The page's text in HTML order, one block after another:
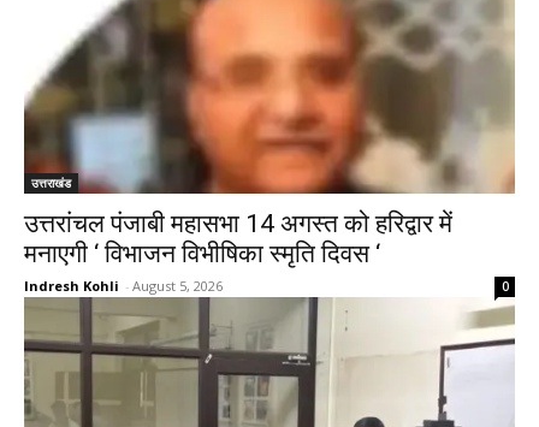
उत्तराखंड
उत्तरांचल पंजाबी महासभा 14 अगस्त को हरिद्वार में
मनाएगी ‘ विभाजन विभीषिका स्मृति दिवस ‘
Indresh Kohli - August 5, 2026 0